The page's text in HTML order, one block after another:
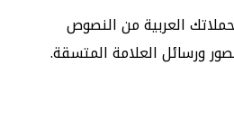
العربية من النصوص
ورسائل العلامة المتسقة.